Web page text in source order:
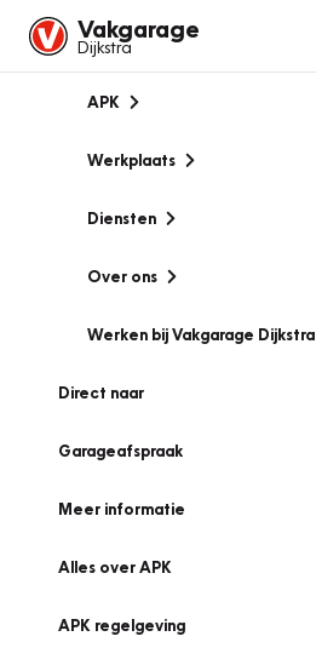
Vakgarage
Dijkstra
APK
Werkplaats
Diensten
Over ons
Werken bij Vakgarage Dijkstra
Direct naar
Garageafspraak
Meer informatie
Alles over APK
APK regelgeving